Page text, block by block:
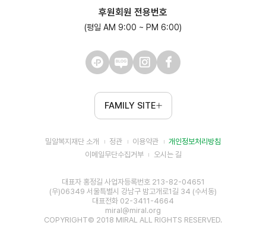
후원회원 전용번호
(평일 AM 9:00 ~ PM 6:00)
FAMILY SITE
밀알복지재단 소개 정관 이용약관
개인정보처리방침
이메일무단수집거부
오시는 길
대표자 홍정길 사업자등록번호 213-82-04651
(우)06349 서울특별시 강남구 밤고개로1길 34 (수서동)
대표전화 02-3411-4664
miral@miral.org
COPYRIGHT© 2018 MIRAL ALL RIGHTS RESERVED.